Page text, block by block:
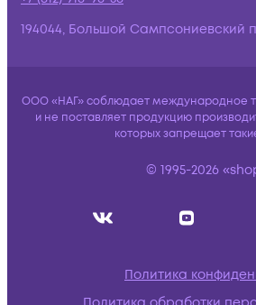
194044, Большой Сампсониевский
ООО «НАГ» соблюдает международное
и не поставляет продукцию
которых запрещает
© 1995-2026
Политика